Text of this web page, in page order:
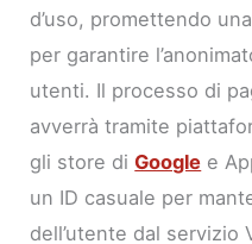
d’uso, promettendo
per garantire
utenti. Il processo di
avverrà tramite
gli store diGoogle e
un ID casuale per
dell’utente dal servizio